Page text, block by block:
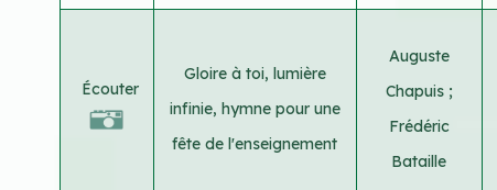
Écouter
Gloire à toi, lumière
infinie, hymne pour une
fête de l'enseignement
Auguste
Chapuis ;
Frédéric
Bataille